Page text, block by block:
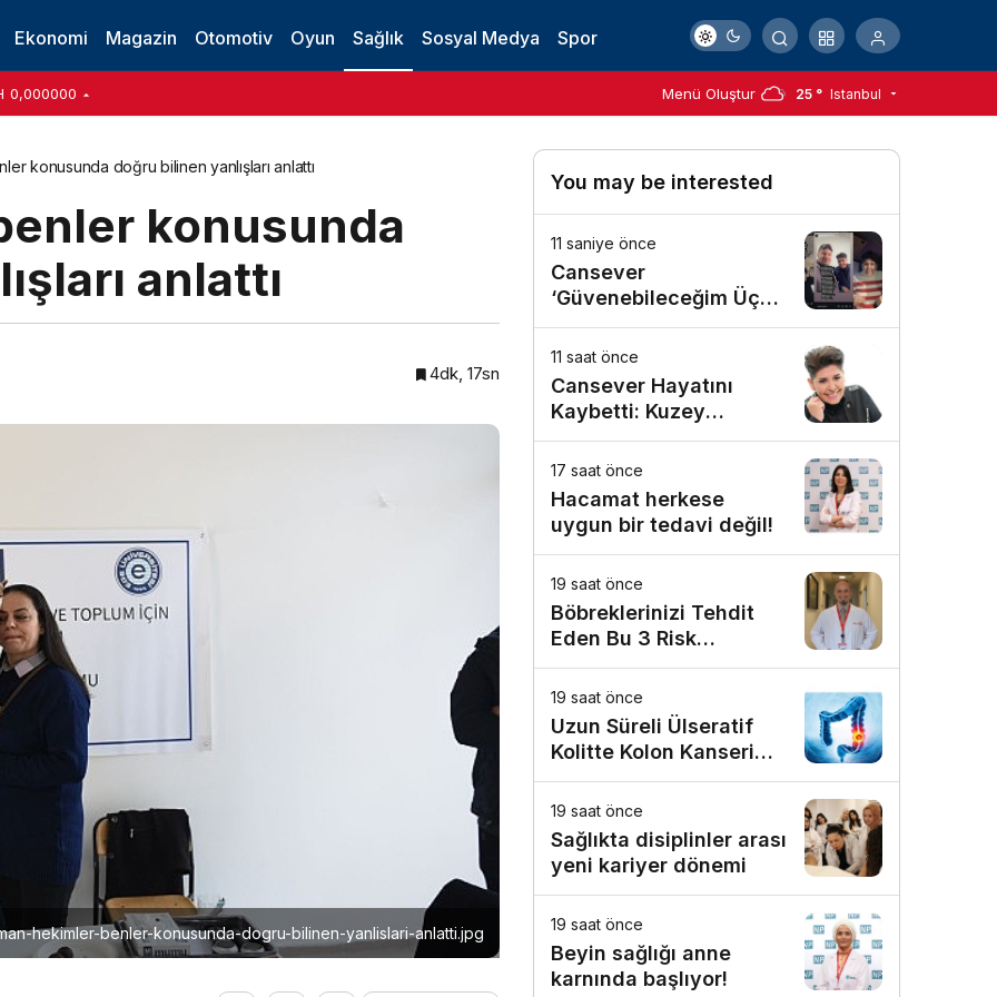
Ekonomi Magazin Otomotiv Oyun Sağlık Sosyal Medya Spor
0,000000 Menü Oluştur 25 ° Istanbul
konusunda doğru bilinen yanlışları anlattı
konusunda
anlattı
4dk, 17sn
hekimler-benler-konusunda-dogru-bilinen-yanlislari-anlatti.jpg
You may be interested
11 saniye önce
Cansever
‘Güvenebileceğim Üç
İnsandan Biri’ Demişti:
Mahmut Görgen’den
Cansever’e Duygusal
Veda
11 saat önce
Cansever Hayatını
Kaybetti: Kuzey
Makedonya’da Toprağa
Verilecek
17 saat önce
Hacamat herkese
uygun bir tedavi değil!
19 saat önce
Böbreklerinizi Tehdit
Eden Bu 3 Risk
Faktörüne Dikkat!
19 saat önce
Uzun Süreli Ülseratif
Kolitte Kolon Kanseri
Riski Artıyor mu?
19 saat önce
Sağlıkta disiplinler arası
yeni kariyer dönemi
19 saat önce
Beyin sağlığı anne
karnında başlıyor!